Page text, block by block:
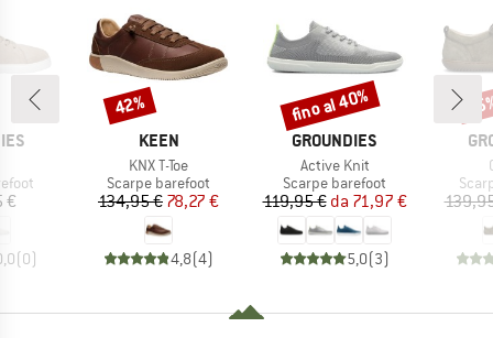
€
(0)
MARCHIO
KEEN
Articolo
KNX T-Toe
Gruppo di prodotti
Scarpe barefoot
Prezzo
134,95 €Prezzo ridotto
78,27 €
4,8(4)
Sconto
42%
MARCHIO
GROUNDIES
Articolo
Active Knit
Gruppo di prodotti
Scarpe barefoot
Prezzo
119,95 € Prezzo ridotto
da 71,97 €
5,0(3)
Sconto
fino al 40%